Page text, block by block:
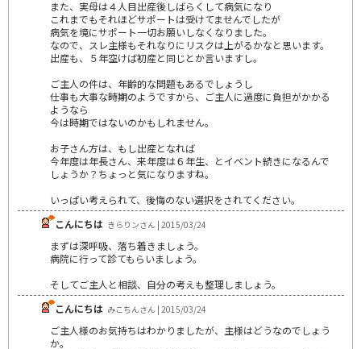
また、実母は４人目出産後しばらくして病気になり
これまでもそれほどサポートは受けてませんでしたが
病気を境にサポート一切お願いしなくなりました。
なので、スレ主様もそれなりにリスクは上がるかなと思います。
出産も、５年空けば初産と同じとか言いますし。
ご主人の件は、年齢的な問題もあるでしょうし
仕事も大事な時期のようですから、ご主人に過度に負担がかかる
ようなら
今は時期ではないのかもしれません。
お子さん方は、もし出産となれば
今年度は年長さん、来年度は６年生、とイベント続きになるんで
しょうか？ちょっと気になりますね。
いっぱい考えられて、後悔のない選択をされてください。
こんにちは きらりンさん | 2015/03/24
まずは深呼吸、落ち着きましょう。
病院に行って診てもらいましょう。
そしてご主人と相談、自分の考えも整理しましょう。
こんにちは みこちんさん | 2015/03/24
ご主人様のお気持ちはわかりましたが、主様はどうなのでしょう
か。